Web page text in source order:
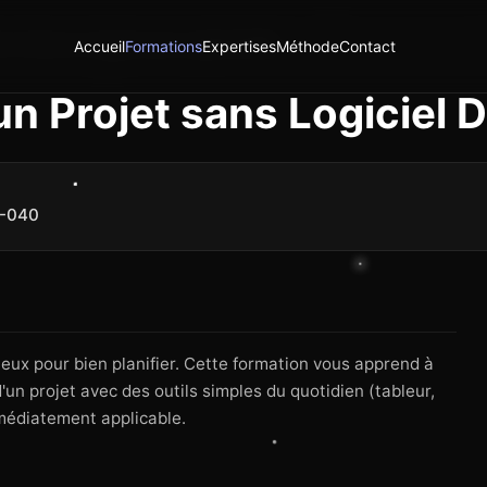
AccueilFormationsExpertisesMéthodeContact
et Suivre un Projet sans Logiciel Dédié
Projet sans Logiciel
040
pour bien planifier. Cette formation vous apprend à
projet avec des outils simples du quotidien (tableur,
applicable.